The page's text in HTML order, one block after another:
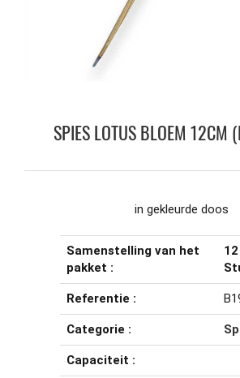
SPIES LOTUS BLOEM 12CM
in gekleurde doos
Samenstelling van het
pakket :
Referentie :
Categorie :
Capaciteit :